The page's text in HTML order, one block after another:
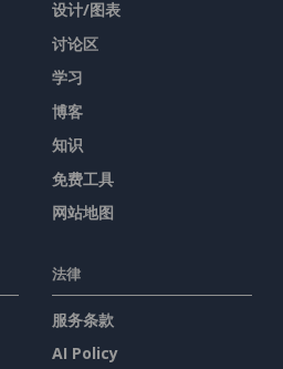
设计/图表
讨论区
学习
博客
知识
免费工具
网站地图
法律
服务条款
AI Policy